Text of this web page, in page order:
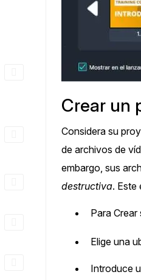
Crear un
Considera su
de archivos de
embargo, sus
destructiva. Este
Para
Elige una
Introduce